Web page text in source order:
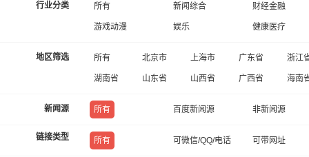
行业分类 所有 新闻综合 财经金融
游戏动漫 娱乐 健康医疗
地区筛选 所有 北京市 上海市 广东省 浙江
湖南省 山东省 山西省 广西省 海南
新闻源 所有 百度新闻源 非新闻源
链接类型 所有 可微信/QQ/电话 可带网址